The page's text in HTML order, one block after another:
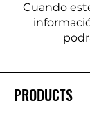
Cuando
PRODUCTS